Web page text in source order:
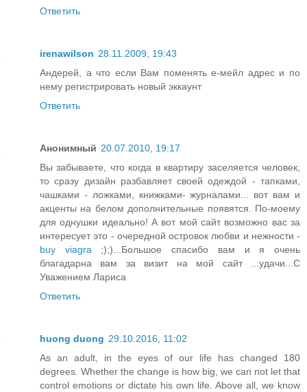
Ответить
irenawilson 28.11.2009, 19:43
Андерей, а что если Вам поменять е-мейл адрес и по
нему регистрировать новый эккаунт
Ответить
Анонимный 20.07.2010, 19:17
Вы забываете, что когда в квартиру заселяется человек,
то сразу дизайн разбавляет своей одеждой - тапками,
чашками - ложками, книжками- журналами... вот вам и
акценты на белом дополнительные появятся. По-моему
для однушки идеально! А вот мой сайт возможно вас за
интересует это - очередной островок любви и нежности -
buy viagra ;);)...Большое спасибо вам и я очень
благадарна вам за визит на мой сайт ...удачи...С
Уважением Лариса
Ответить
huong duong 29.10.2016, 11:02
As an adult, in the eyes of our life has changed 180
degrees. Whether the change is how big, we can not let that
control emotions or dictate his own life. Above all, we know